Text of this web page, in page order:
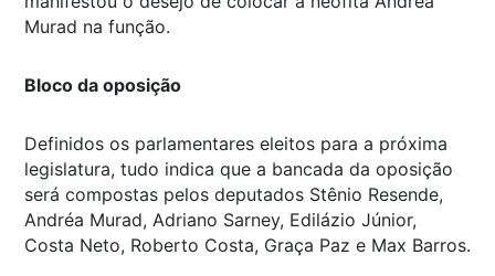
Murad na função.
Bloco da oposição
Definidos os parlamentares eleitos para a próxima
legislatura, tudo indica que a bancada da oposição
será compostas pelos deputados Stênio Resende,
Andréa Murad, Adriano Sarney, Edilázio Júnior,
Costa Neto, Roberto Costa, Graça Paz e Max Barros.